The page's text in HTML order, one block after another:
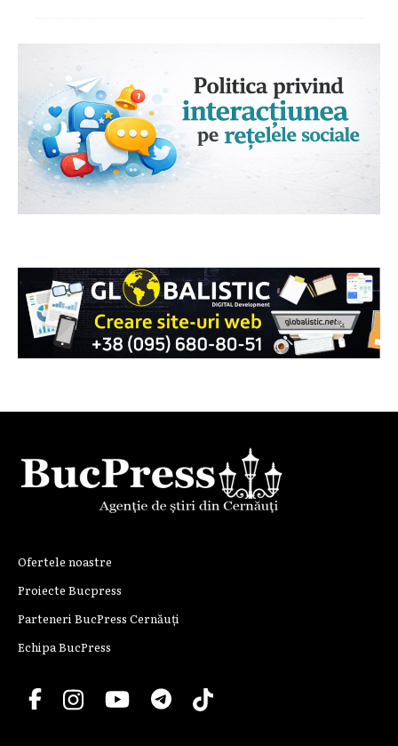
Ofertele noastre
Proiecte Bucpress
Parteneri BucPress Cernăuți
Echipa BucPress